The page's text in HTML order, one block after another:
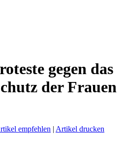
gegen das
der Frauen
empfehlen | Artikel drucken